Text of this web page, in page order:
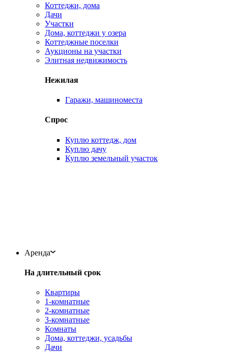
Коттеджи, дома
Дачи
Участки
Дома, коттеджи у озера
Коттеджные поселки
Аукционы на участки
Элитная недвижимость
Нежилая
Гаражи, машиноместа
Спрос
Куплю коттедж, дом
Куплю дачу
Куплю земельный участок
Аренда
На длительный срок
Квартиры
1-комнатные
2-комнатные
3-комнатные
Комнаты
Дома, коттеджи, усадьбы
Дачи